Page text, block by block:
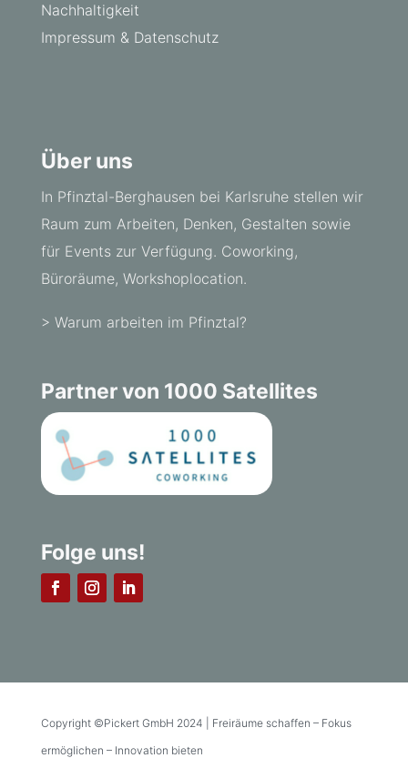
Nachhaltigkeit
Impressum & Datenschutz
Über uns
In Pfinztal-Berghausen bei Karlsruhe stellen wir
Raum zum Arbeiten, Denken, Gestalten sowie
für Events zur Verfügung. Coworking,
Büroräume, Workshoplocation.
> Warum arbeiten im Pfinztal?
Partner von 1000 Satellites
Folge uns!
Copyright ©Pickert GmbH 2024 | Freiräume schaffen – Fokus
ermöglichen – Innovation bieten